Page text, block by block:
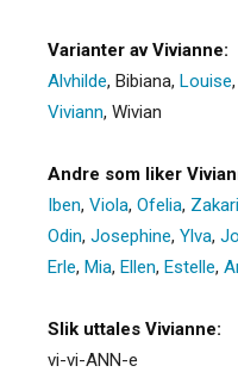
Varianter av Vivianne:
Alvhilde, Bibiana, Louise,
Viviann, Wivian
Andre som liker
Iben, Viola, Ofelia,
Odin, Josephine, Ylva,
Erle, Mia, Ellen, Estelle,
Slik uttales Vivianne:
vi-vi-ANN-e